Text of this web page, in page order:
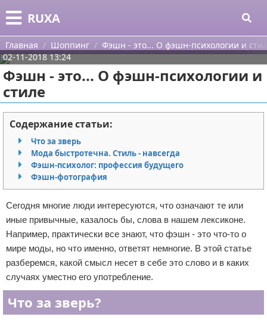
RUXA
Меню
Главная
Категории
Уход за кожей
Одежда
Шоппинг
Подарки
Украшения
Косметика
Уход за волосами
Уход за ногтями
Макияж
Поиск
О проекте
Контакты
Сотрудничество
Размещение рекламы
Для правообладателей
Условия предоставления информации
Отказ от ответственности
Главная Шоппинг
Фэшн - это... О фэшн-психологии и
02-11-2018 13:24
Фэшн - это... О фэшн-психологии и
стиле
Содержание статьи:
Что за зверь
Мода быстротечна. Стиль - навсегда
Фэшн-психолог: профессия будущего
Фэшн-фотография
Сегодня многие люди интересуются, что означают те или
иные привычные, казалось бы, слова в нашем лексиконе.
Например, практически все знают, что фэшн - это что-то о
мире моды, но что именно, ответят немногие. В этой статье
разберемся, какой смысл несет в себе это слово и в каких
случаях уместно его употребление.
Что за зверь?